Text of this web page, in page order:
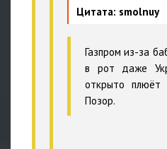
Цитата: smolnuy
Газпром из-за
в рот даже
открыто плюёт
Позор.